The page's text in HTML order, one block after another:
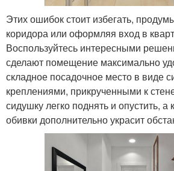
Этих ошибок стоит избегать,
коридора или оформляя вход в
Воспользуйтесь интересными
сделают помещение максимально
складное посадочное место в виде
креплениями, прикрученными к
сидушку легко поднять и опустить, а
обивки дополнительно украсит